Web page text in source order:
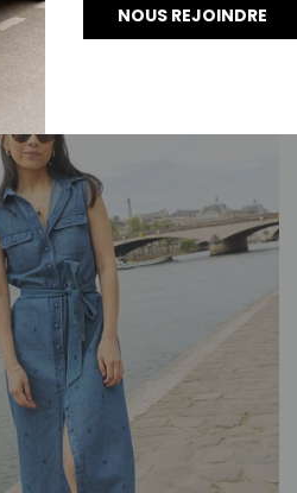
NOUS REJOINDRE